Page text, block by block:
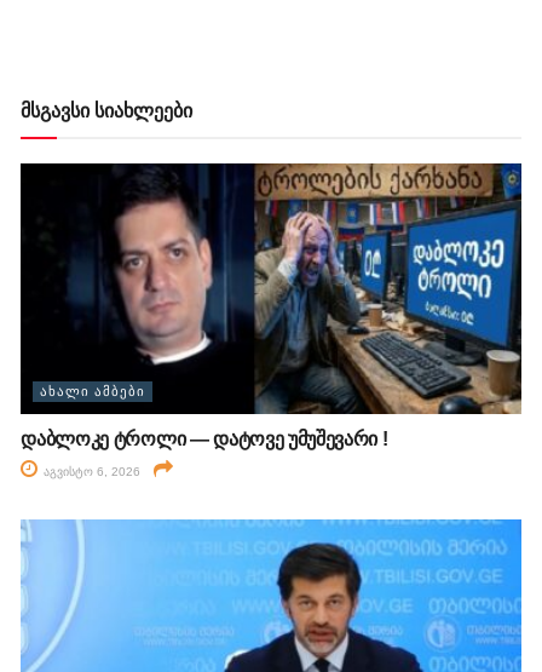
მსგავსი სიახლეები
ᲐᲮᲐᲚᲘ ᲐᲛᲑᲔᲑᲘ
დაბლოკე ტროლი — დატოვე უმუშევარი !
აგვისტო 6, 2026